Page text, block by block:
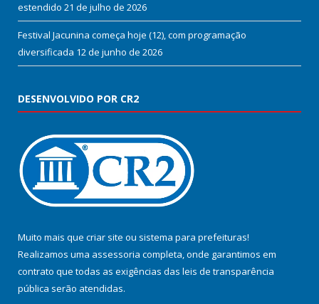
estendido 21 de julho de 2026
Festival Jacunina começa hoje (12), com programação
diversificada 12 de junho de 2026
DESENVOLVIDO POR CR2
Muito mais que criar site ou sistema para prefeituras!
Realizamos uma assessoria completa, onde garantimos em
contrato que todas as exigências das leis de transparência
pública serão atendidas.